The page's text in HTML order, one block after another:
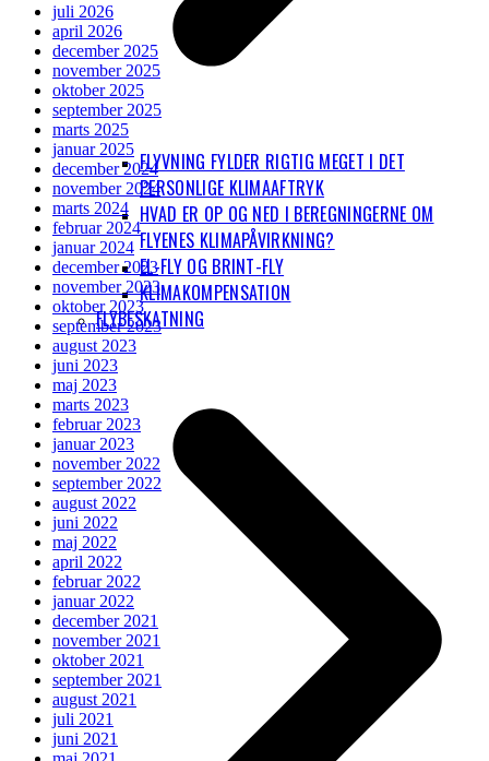
FLYVNING FYLDER RIGTIG MEGET I DET
PERSONLIGE KLIMAAFTRYK
HVAD ER OP OG NED I BEREGNINGERNE OM
FLYENES KLIMAPÅVIRKNING?
EL-FLY OG BRINT-FLY
KLIMAKOMPENSATION
FLYBESKATNING
juli 2026
april 2026
december 2025
november 2025
oktober 2025
september 2025
marts 2025
januar 2025
december 2024
november 2024
marts 2024
februar 2024
januar 2024
december 2023
november 2023
oktober 2023
september 2023
august 2023
juni 2023
maj 2023
marts 2023
februar 2023
januar 2023
november 2022
september 2022
august 2022
juni 2022
maj 2022
april 2022
februar 2022
januar 2022
december 2021
november 2021
oktober 2021
september 2021
august 2021
juli 2021
juni 2021